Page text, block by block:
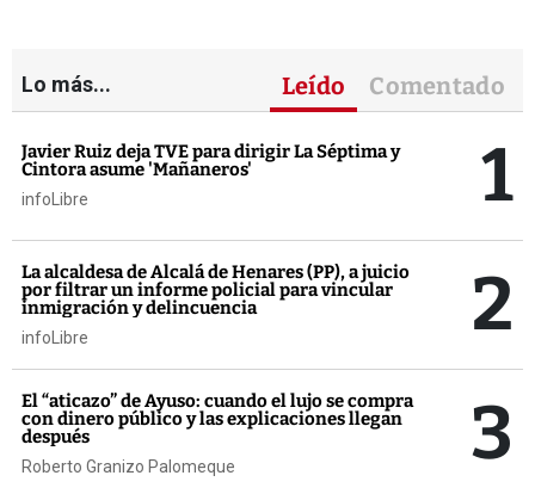
Lo más... Leído Comentado
Javier Ruiz deja TVE para dirigir La Séptima y
Cintora asume 'Mañaneros'
infoLibre 1
La alcaldesa de Alcalá de Henares (PP), a juicio
por filtrar un informe policial para vincular
inmigración y delincuencia
infoLibre 2
El “aticazo” de Ayuso: cuando el lujo se compra
con dinero público y las explicaciones llegan
después
Roberto Granizo Palomeque 3